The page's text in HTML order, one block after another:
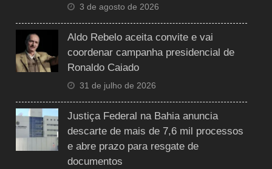
3 de agosto de 2026
Aldo Rebelo aceita convite e vai
coordenar campanha presidencial de
Ronaldo Caiado
31 de julho de 2026
Justiça Federal na Bahia anuncia
descarte de mais de 7,6 mil processos
e abre prazo para resgate de
documentos